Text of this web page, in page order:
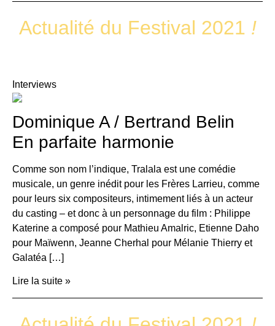
Actualité du Festival 2021 !
Interviews
Dominique A / Bertrand Belin
En parfaite harmonie
Comme son nom l’indique, Tralala est une comédie
musicale, un genre inédit pour les Frères Larrieu, comme
pour leurs six compositeurs, intimement liés à un acteur
du casting – et donc à un personnage du film : Philippe
Katerine a composé pour Mathieu Amalric, Etienne Daho
pour Maïwenn, Jeanne Cherhal pour Mélanie Thierry et
Galatéa […]
Lire la suite »